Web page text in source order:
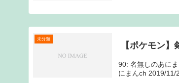
未分類
【ポケモン
90: 名無しのあに
にまんch 2019/11/